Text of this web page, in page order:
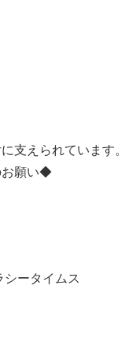
支えられています。
お願い◆
シータイムス